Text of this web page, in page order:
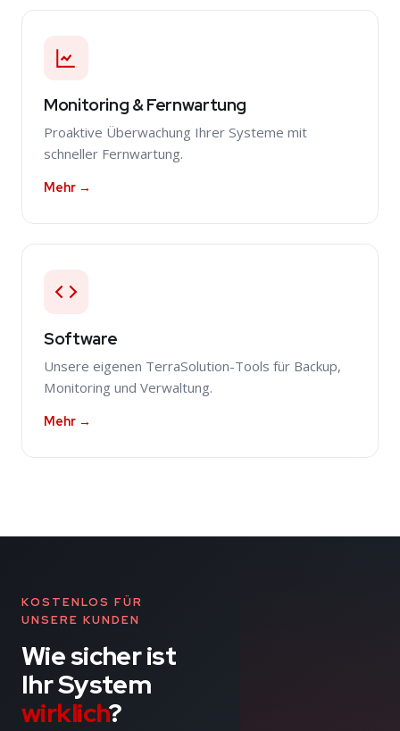
Monitoring & Fernwartung
Proaktive Überwachung Ihrer Systeme mit
schneller Fernwartung.
Mehr →
Software
Unsere eigenen TerraSolution-Tools für Backup,
Monitoring und Verwaltung.
Mehr →
KOSTENLOS FÜR
UNSERE KUNDEN
Wie sicher ist
Ihr System
wirklich?